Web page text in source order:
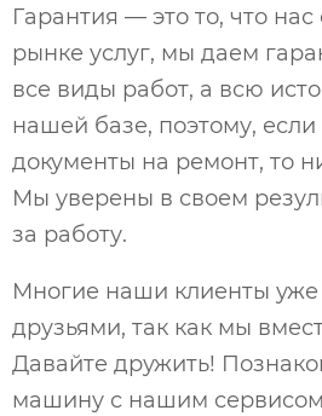
Гарантия — это то, что нас
рынке услуг, мы даем
все виды работ, а всю
нашей базе, поэтому,
документы на ремонт, то
Мы уверены в своем
за работу.
Многие наши клиенты
друзьями, так как мы
Давайте дружить!
машину с нашим